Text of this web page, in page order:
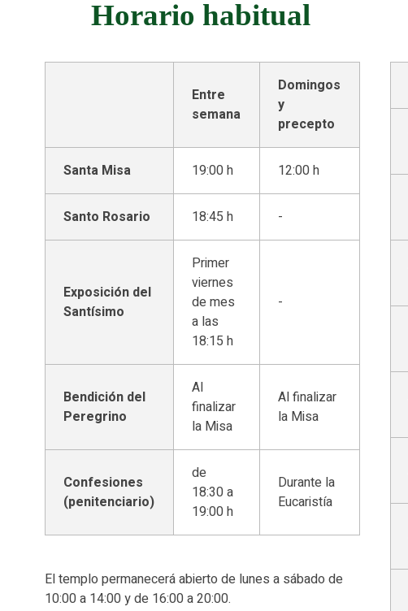
Horario habitual
Entre
semana
Domingos
y
precepto
Santa Misa 19:00 h 12:00 h
Santo Rosario 18:45 h -
Exposición del
Santísimo
Primer
viernes
de mes
a las
18:15 h
-
Bendición del
Peregrino
Al
finalizar
la Misa
Al finalizar
la Misa
Confesiones
(penitenciario)
de
18:30 a
19:00 h
Durante la
Eucaristía
El templo permanecerá abierto de lunes a sábado de
10:00 a 14:00 y de 16:00 a 20:00.